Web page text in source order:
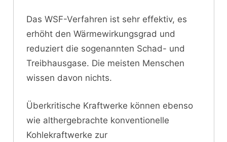
Das WSF-Verfahren ist sehr effektiv, es
erhöht den Wärmewirkungsgrad und
reduziert die sogenannten Schad- und
Treibhausgase. Die meisten Menschen
wissen davon nichts.
Überkritische Kraftwerke können ebenso
wie althergebrachte konventionelle
Kohlekraftwerke zur